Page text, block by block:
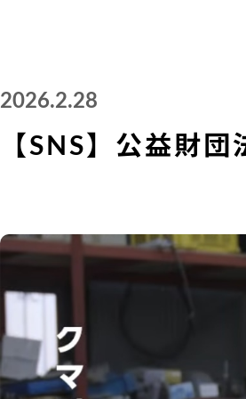
2026.2.28
【SNS】公益財